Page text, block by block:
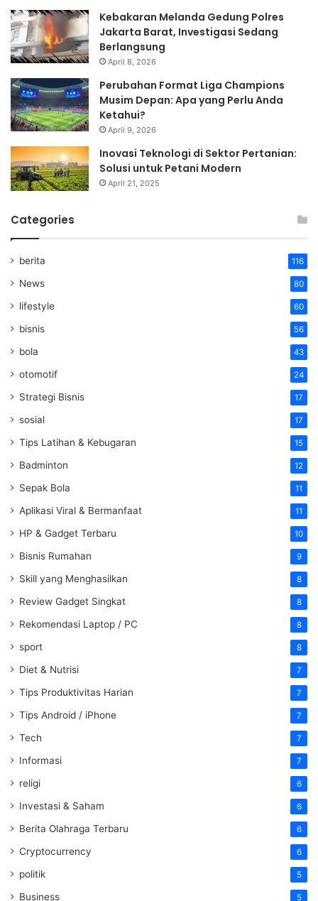
Kebakaran Melanda Gedung Polres
Jakarta Barat, Investigasi Sedang
Berlangsung
April 8, 2026
Perubahan Format Liga Champions
Musim Depan: Apa yang Perlu Anda
Ketahui?
April 9, 2026
Inovasi Teknologi di Sektor Pertanian:
Solusi untuk Petani Modern
April 21, 2025
Categories
berita 116
News 80
lifestyle 60
bisnis 56
bola 43
otomotif 24
Strategi Bisnis 17
sosial 17
Tips Latihan & Kebugaran 15
Badminton 12
Sepak Bola 11
Aplikasi Viral & Bermanfaat 11
HP & Gadget Terbaru 10
Bisnis Rumahan 9
Skill yang Menghasilkan 8
Review Gadget Singkat 8
Rekomendasi Laptop / PC 8
sport 8
Diet & Nutrisi 7
Tips Produktivitas Harian 7
Tips Android / iPhone 7
Tech 7
Informasi 7
religi 6
Investasi & Saham 6
Berita Olahraga Terbaru 6
Cryptocurrency 6
politik 5
Business 5